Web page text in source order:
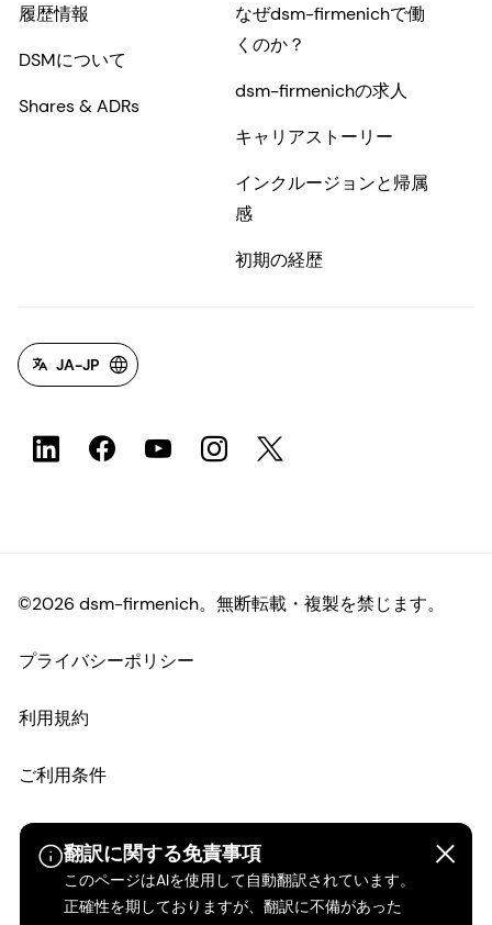
翻訳に関する免責事項
このページはAIを使用して自動翻訳されています。
正確性を期しておりますが、翻訳に不備があった
履歴情報
DSMについて
Shares & ADRs
なぜdsm-firmenichで働
くのか？
dsm-firmenichの求人
キャリアストーリー
インクルージョンと帰属
感
初期の経歴
JA-JP
©2026 dsm-firmenich。無断転載・複製を禁じます。
プライバシーポリシー
利用規約
ご利用条件
カリフォルニアの透明性
アクセシビリティ・ステートメント